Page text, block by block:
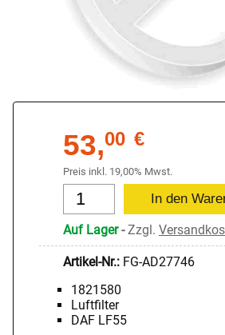
53,00 €
Preis inkl. 19,00% Mwst.
Auf Lager-Zzgl.
Artikel-Nr.: FG-AD27746
1821580
Luftfilter
DAF LF55